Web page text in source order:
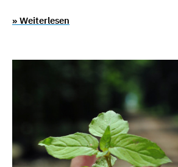
» Weiterlesen